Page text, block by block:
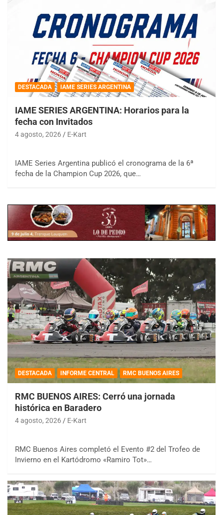
DESTACADA IAME SERIES ARGENTINA
IAME SERIES ARGENTINA: Horarios para la
fecha con Invitados
4 agosto, 2026 E-Kart
IAME Series Argentina publicó el cronograma de la 6ª
fecha de la Champion Cup 2026, que…
DESTACADA INFORME CENTRAL RMC BUENOS AIRES
RMC BUENOS AIRES: Cerró una jornada
histórica en Baradero
4 agosto, 2026 E-Kart
RMC Buenos Aires completó el Evento #2 del Trofeo de
Invierno en el Kartódromo «Ramiro Tot»…